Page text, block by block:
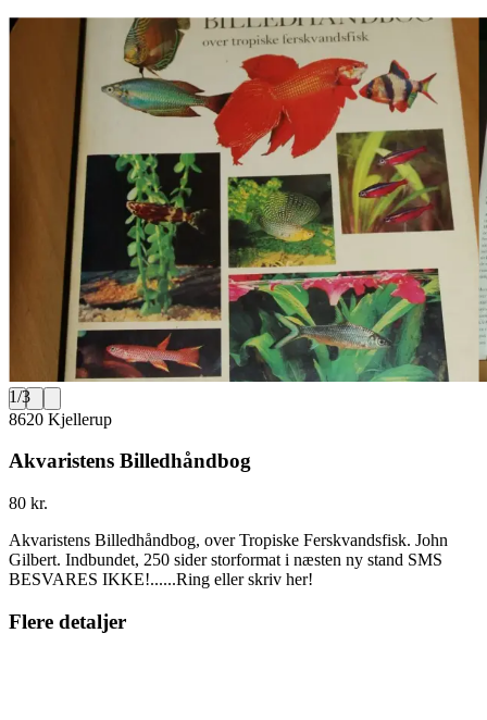
1/3
8620 Kjellerup
Akvaristens Billedhåndbog
80 kr.
Akvaristens Billedhåndbog, over Tropiske Ferskvandsfisk. John
Gilbert. Indbundet, 250 sider storformat i næsten ny stand SMS
BESVARES IKKE!......Ring eller skriv her!
Flere detaljer